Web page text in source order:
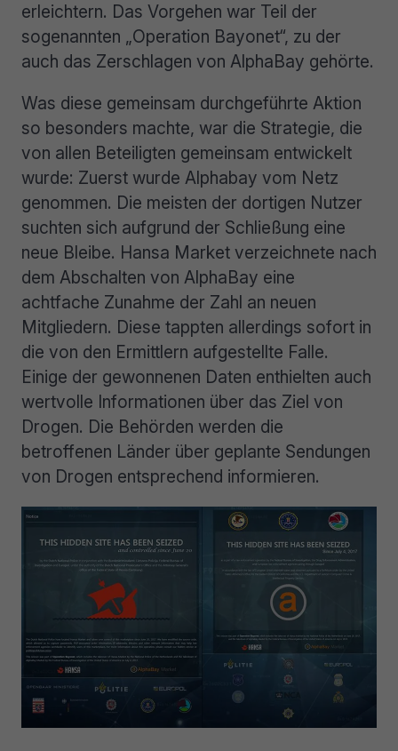
erleichtern. Das Vorgehen war Teil der
sogenannten „Operation Bayonet“, zu der
auch das Zerschlagen von AlphaBay gehörte.
Was diese gemeinsam durchgeführte Aktion
so besonders machte, war die Strategie, die
von allen Beteiligten gemeinsam entwickelt
wurde: Zuerst wurde Alphabay vom Netz
genommen. Die meisten der dortigen Nutzer
suchten sich aufgrund der Schließung eine
neue Bleibe. Hansa Market verzeichnete nach
dem Abschalten von AlphaBay eine
achtfache Zunahme der Zahl an neuen
Mitgliedern. Diese tappten allerdings sofort in
die von den Ermittlern aufgestellte Falle.
Einige der gewonnenen Daten enthielten auch
wertvolle Informationen über das Ziel von
Drogen. Die Behörden werden die
betroffenen Länder über geplante Sendungen
von Drogen entsprechend informieren.